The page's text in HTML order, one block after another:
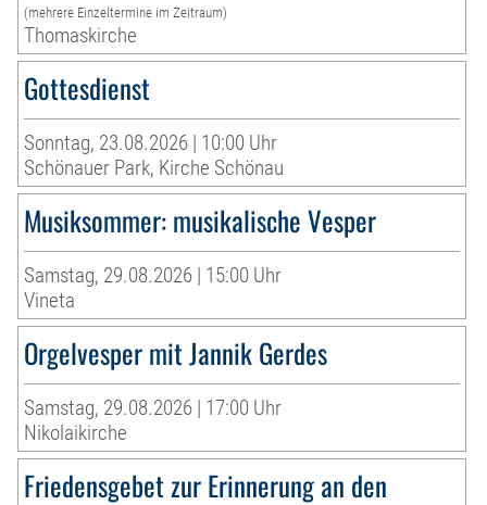
(mehrere Einzeltermine im Zeitraum)
Thomaskirche
Gottesdienst
Sonntag, 23.08.2026 | 10:00 Uhr
Schönauer Park, Kirche Schönau
Musiksommer: musikalische Vesper
Samstag, 29.08.2026 | 15:00 Uhr
Vineta
Orgelvesper mit Jannik Gerdes
Samstag, 29.08.2026 | 17:00 Uhr
Nikolaikirche
Friedensgebet zur Erinnerung an den